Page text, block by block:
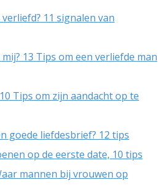
11 signalen van
13 Tips om een verliefde man
Tips om zijn aandacht op te
goede liefdesbrief? 12 tips
op de eerste date, 10 tips
mannen bij vrouwen op